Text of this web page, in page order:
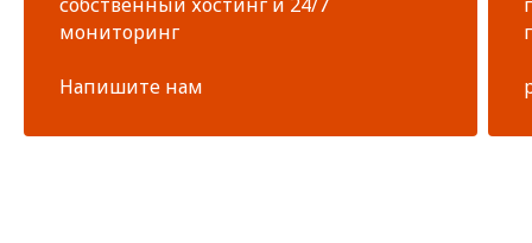
мониторинг
Напишите нам